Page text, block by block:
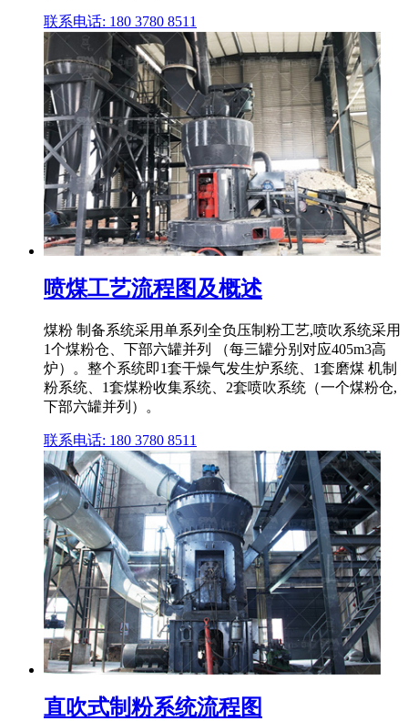
联系电话: 180 3780 8511
喷煤工艺流程图及概述
煤粉 制备系统采用单系列全负压制粉工艺,喷吹系统采用
1个煤粉仓、下部六罐并列 （每三罐分别对应405m3高
炉）。整个系统即1套干燥气发生炉系统、1套磨煤 机制
粉系统、1套煤粉收集系统、2套喷吹系统（一个煤粉仓,
下部六罐并列）。
联系电话: 180 3780 8511
直吹式制粉系统流程图